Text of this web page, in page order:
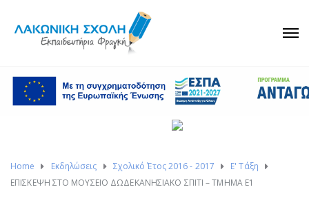
Home Εκδηλώσεις Σχολικό Έτος 2016 - 2017
Ε' Τάξη
ΕΠΙΣΚΕΨΗ ΣΤΟ ΜΟΥΣΕΙΟ ΔΩΔΕΚΑΝΗΣΙΑΚΟ ΣΠΙΤΙ – ΤΜΗΜΑ Ε1